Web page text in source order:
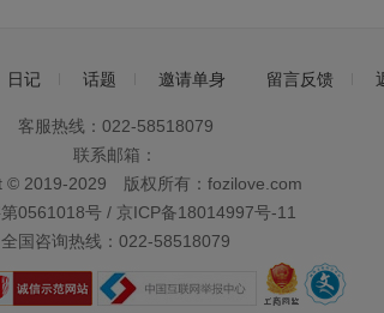
日记 话题 邀请单身 留言反馈
客服热线：022-58518079
联系邮箱：
© 2019-2029 版权所有：fozilove.com
0561018号 / 京ICP备18014997号-11
全国咨询热线： 022-58518079